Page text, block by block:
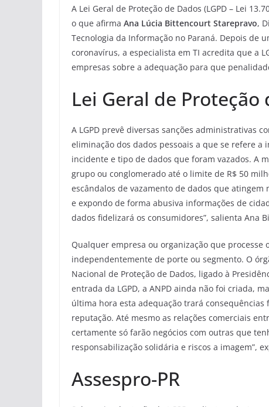
A Lei Geral de Proteção de Dados (LGPD – Lei
o que afirma Ana Lúcia Bittencourt Starepravo,
Tecnologia da Informação no Paraná. Depois de
coronavírus, a especialista em TI acredita que a
empresas sobre a adequação para que
Lei Geral de Proteção
A LGPD prevê diversas sanções administrativas
eliminação dos dados pessoais a que se refere
incidente e tipo de dados que foram vazados. A
grupo ou conglomerado até o limite de R$ 50
escândalos de vazamento de dados que
e expondo de forma abusiva informações de
dados fidelizará os consumidores”, salienta Ana
Qualquer empresa ou organização que processe
independentemente de porte ou segmento. O
Nacional de Proteção de Dados, ligado à
entrada da LGPD, a ANPD ainda não foi criada,
última hora esta adequação trará
reputação. Até mesmo as relações comerciais
certamente só farão negócios com outras que
responsabilização solidária e riscos a imagem”,
Assespro-PR